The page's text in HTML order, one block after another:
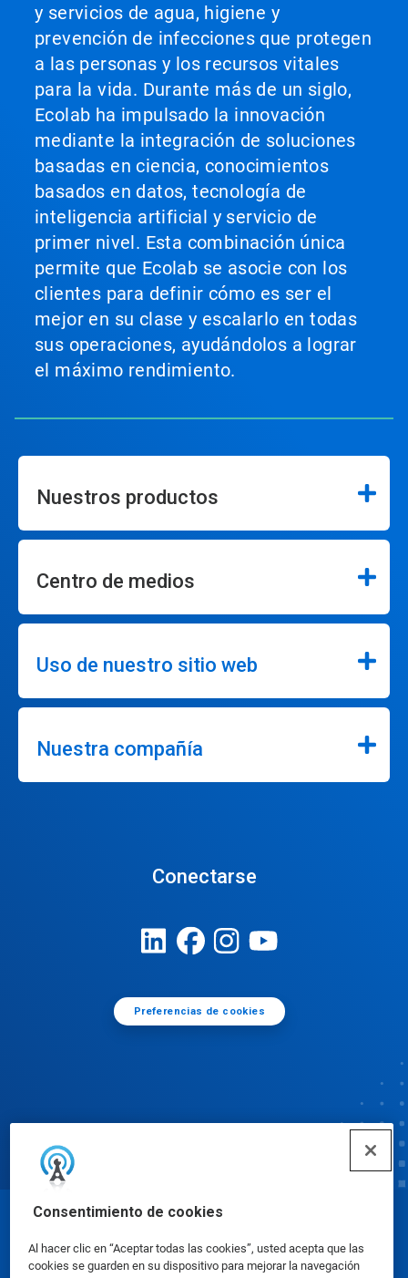
Consentimiento de cookies
Al hacer clic en “Aceptar todas las cookies”, usted acepta que las
cookies se guarden en su dispositivo para mejorar la navegación
y servicios de agua, higiene y
prevención de infecciones que protegen
a las personas y los recursos vitales
para la vida. Durante más de un siglo,
Ecolab ha impulsado la innovación
mediante la integración de soluciones
basadas en ciencia, conocimientos
basados en datos, tecnología de
inteligencia artificial y servicio de
primer nivel. Esta combinación única
permite que Ecolab se asocie con los
clientes para definir cómo es ser el
mejor en su clase y escalarlo en todas
sus operaciones, ayudándolos a lograr
el máximo rendimiento.
Nuestros productos
Centro de medios
Uso de nuestro sitio web
Nuestra compañía
Conectarse
Preferencias de cookies